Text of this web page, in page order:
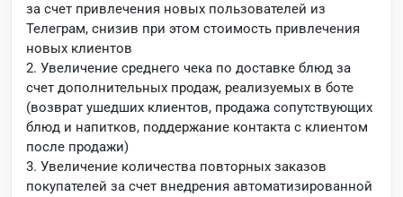
за счет привлечения новых пользователей из
Телеграм, снизив при этом стоимость привлечения
новых клиентов
2. Увеличение среднего чека по доставке блюд за
счет дополнительных продаж, реализуемых в боте
(возврат ушедших клиентов, продажа сопутствующих
блюд и напитков, поддержание контакта с клиентом
после продажи)
3. Увеличение количества повторных заказов
покупателей за счет внедрения автоматизированной